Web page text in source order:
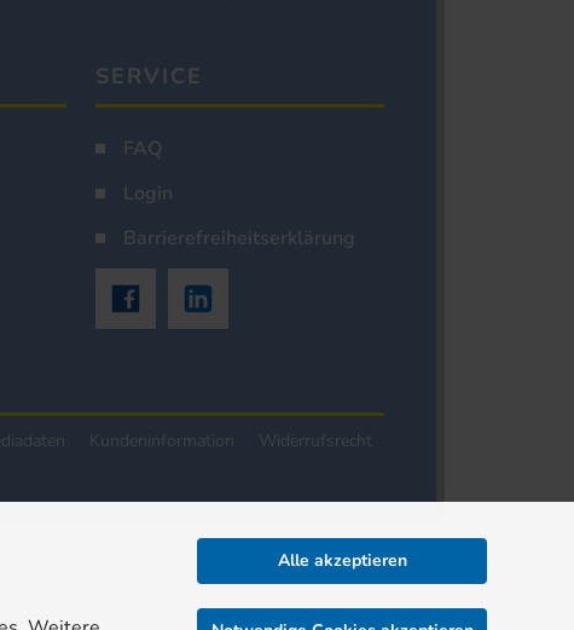
SERVICE
FAQ
Login
Barrierefreiheitserklärung
Kundeninformation Widerrufsrecht
Alle akzeptieren